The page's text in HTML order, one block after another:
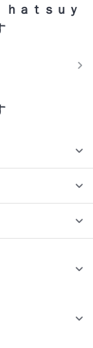
ａｔｓｕｙ